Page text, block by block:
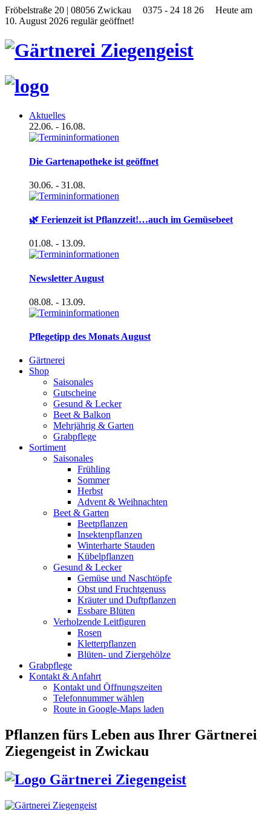
Fröbelstraße 20 | 08056 Zwickau 0375 - 24 18 26
Heute am
10. August 2026 regulär geöffnet!
Aktuelles
22.06. - 16.08.
Die Gartenapotheke ist geöffnet
30.06. - 31.08.
🌿 Ferienzeit ist Pflanzzeit!…auch im Gemüsebeet
01.08. - 13.09.
Newsletter August
08.08. - 13.09.
Pflegetipp des Monats August
Gärtnerei
Shop
Saisonales
Gutscheine
Gesund & Lecker
Beet & Balkon
Mehrjährig & Garten
Grabpflege
Sortiment
Saisonales
Frühling
Sommer
Herbst
Advent & Weihnachten
Beet & Garten
Beetpflanzen
Insektenpflanzen
Winterharte Stauden
Kübelpflanzen
Gesund & Lecker
Gemüse und Naschtöpfe
Obst und Fruchtgenuss
Kräuter und Duftpflanzen
Essbare Blüten
Verholzende Leitfiguren
Rosen
Kletterpflanzen
Blüten- und Ziergehölze
Grabpflege
Kontakt & Anfahrt
Kontakt und Öffnungszeiten
Telefonnummer wählen
Route in Google-Maps laden
Pflanzen fürs Leben aus Ihrer Gärtnerei
Ziegengeist in Zwickau